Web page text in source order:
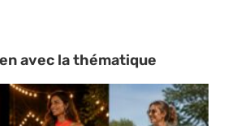
avec la thématique